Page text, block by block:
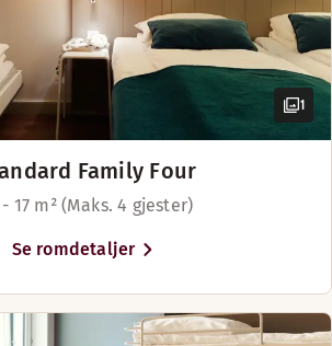
1
Family Four
- 17 m² (Maks. 4 gjester)
Se romdetaljer